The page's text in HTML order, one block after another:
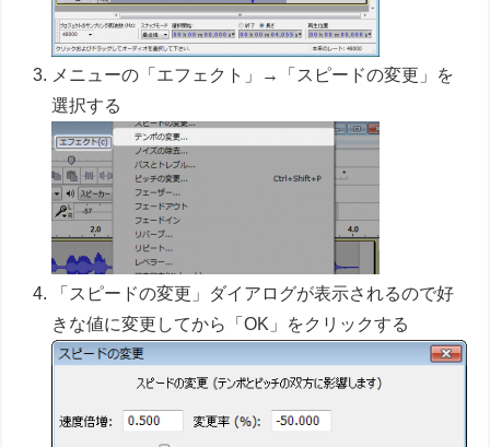
メニューの「エフェクト」→「スピードの変更」を
選択する
「スピードの変更」ダイアログが表示されるので好
きな値に変更してから「OK」をクリックする